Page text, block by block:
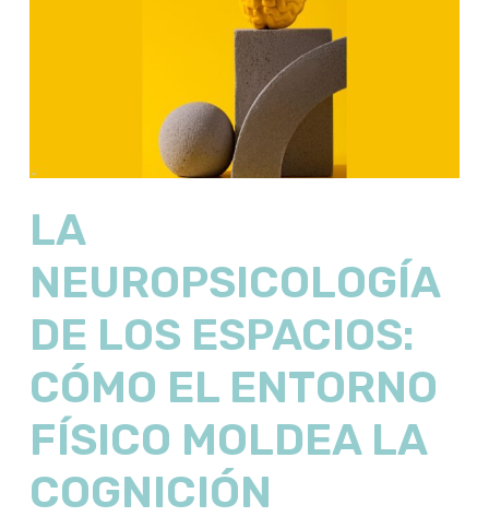
LA
NEUROPSICOLOGÍA
DE LOS ESPACIOS:
CÓMO EL ENTORNO
FÍSICO MOLDEA LA
COGNICIÓN